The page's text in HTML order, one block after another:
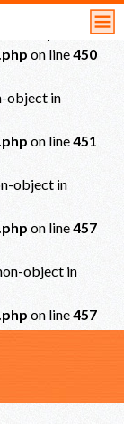
on line450
object in
on line451
object in
on line457
object in
on line457